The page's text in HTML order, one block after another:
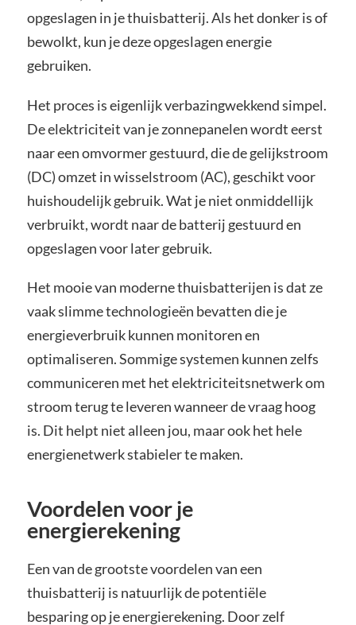
opgeslagen in je thuisbatterij. Als het donker is of
bewolkt, kun je deze opgeslagen energie
gebruiken.
Het proces is eigenlijk verbazingwekkend simpel.
De elektriciteit van je zonnepanelen wordt eerst
naar een omvormer gestuurd, die de gelijkstroom
(DC) omzet in wisselstroom (AC), geschikt voor
huishoudelijk gebruik. Wat je niet onmiddellijk
verbruikt, wordt naar de batterij gestuurd en
opgeslagen voor later gebruik.
Het mooie van moderne thuisbatterijen is dat ze
vaak slimme technologieën bevatten die je
energieverbruik kunnen monitoren en
optimaliseren. Sommige systemen kunnen zelfs
communiceren met het elektriciteitsnetwerk om
stroom terug te leveren wanneer de vraag hoog
is. Dit helpt niet alleen jou, maar ook het hele
energienetwerk stabieler te maken.
Voordelen voor je
energierekening
Een van de grootste voordelen van een
thuisbatterij is natuurlijk de potentiële
besparing op je energierekening. Door zelf